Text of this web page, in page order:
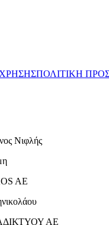
ΠΟΛΙΤΙΚΗ
Νιφλής
AE
ΑΕ